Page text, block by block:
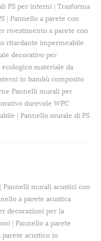
PS per interni | Trasforma
| Pannello a parete con
rivestimento a parete con
ritardante impermeabile
decorativo per
materiale da
in bambù composito
Pannelli murali per
durevole WPC
| Pannello murale di PS
| Pannelli murali acustici con
a parete acustica
decorazioni per la
| Pannello a parete
parete acustico in